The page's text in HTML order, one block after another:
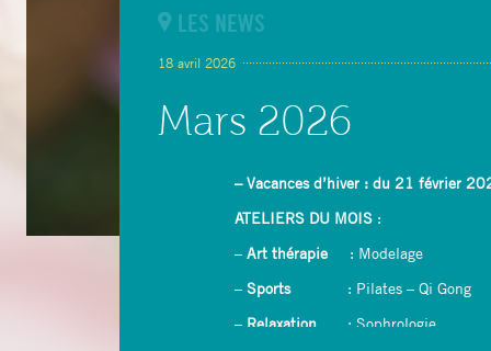
LES NEWS
18 avril 2026
Mars 2026
– Vacances d’hiver : du 21 février
ATELIERS DU MOIS :
– Art thérapie : Modelage
– Sports
: Pilates – Qi Gong
– Relaxation : Sophrologie